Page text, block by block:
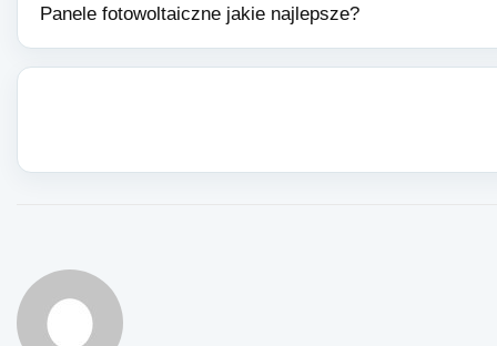
Panele fotowoltaiczne jakie najlepsze?